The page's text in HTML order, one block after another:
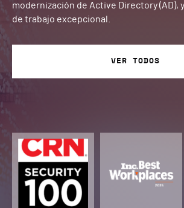
modernización de Active Directory (AD),
de trabajo excepcional.
VER TODOS